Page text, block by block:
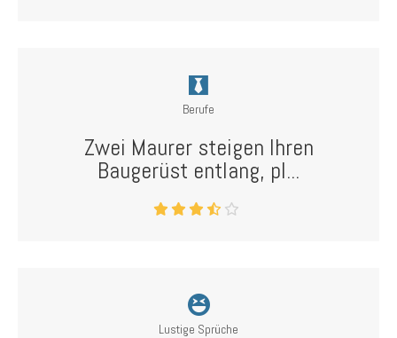
Berufe
Zwei Maurer steigen Ihren
Baugerüst entlang, pl...
Lustige Sprüche